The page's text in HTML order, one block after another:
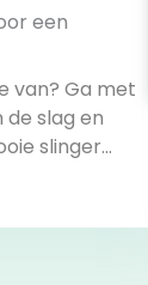
een
van? Ga met
de slag en
slinger